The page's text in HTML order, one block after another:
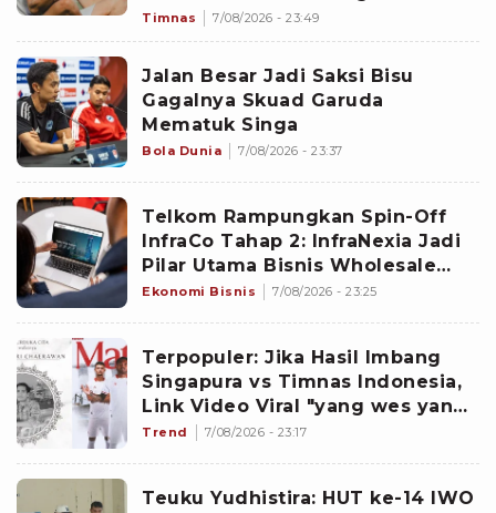
Singapura?
Timnas 7/08/2026 - 23:49
Jalan Besar Jadi Saksi Bisu
Gagalnya Skuad Garuda
Mematuk Singa
Bola Dunia 7/08/2026 - 23:37
Telkom Rampungkan Spin-Off
InfraCo Tahap 2: InfraNexia Jadi
Pilar Utama Bisnis Wholesale
Connectivity
Ekonomi Bisnis 7/08/2026 - 23:25
Terpopuler: Jika Hasil Imbang
Singapura vs Timnas Indonesia,
Link Video Viral "yang wes yang",
hingga Dokter dan Nakes
Trend 7/08/2026 - 23:17
Teuku Yudhistira: HUT ke-14 IWO